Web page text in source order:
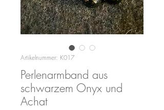
Artikelnummer: K017
Perlenarmband aus
schwarzem Onyx und
Achat